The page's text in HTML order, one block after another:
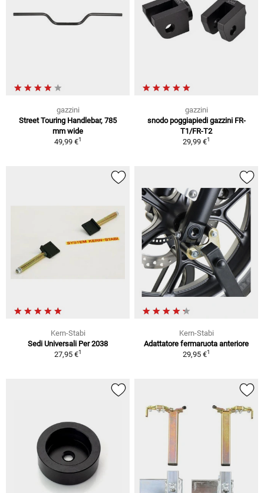
gazzini
Street Touring Handlebar, 785
mm wide
49,99 €1
gazzini
snodo poggiapiedi gazzini FR-
T1/FR-T2
29,99 €1
Kern-Stabi
Sedi Universali Per 2038
27,95 €1
Kern-Stabi
Adattatore fermaruota anteriore
29,95 €1